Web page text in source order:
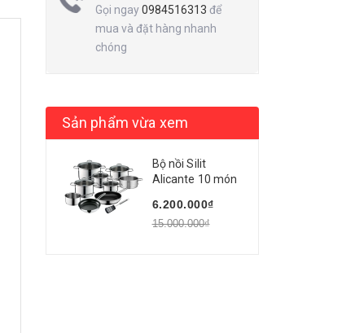
Gọi ngay0984516313 để
mua và đặt hàng nhanh
chóng
Sản phẩm vừa xem
Bộ nồi Silit
Alicante 10 món
6.200.000₫
15.000.000₫